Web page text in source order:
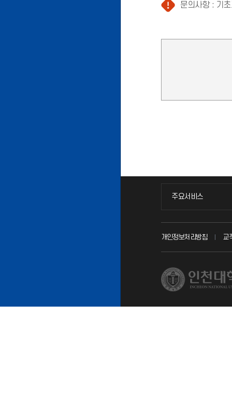
문의사항 : 기
주요서비스
주요서비스
교무회의방송
시설예약
개인정보처리방침 교